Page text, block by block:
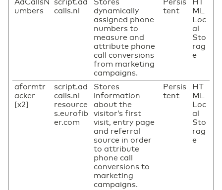
AdCallsN
umbers
script.ad
calls.nl
Stores
dynamically
assigned phone
numbers to
measure and
attribute phone
call conversions
from marketing
campaigns.
Persis
tent
HT
ML
Loc
al
Sto
rag
e
aformtr
acker
[x2]
script.ad
calls.nl
resource
s.eurofib
er.com
Stores
information
about the
visitor’s first
visit, entry page
and referral
source in order
to attribute
phone call
conversions to
marketing
campaigns.
Persis
tent
HT
ML
Loc
al
Sto
rag
e